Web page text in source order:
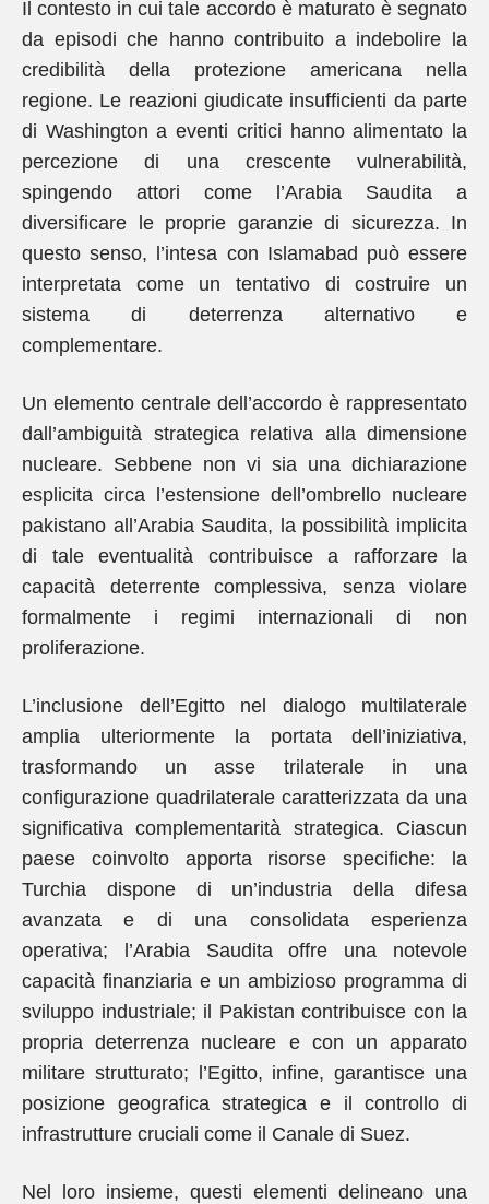
Il contesto in cui tale accordo è maturato è segnato
da episodi che hanno contribuito a indebolire la
credibilità della protezione americana nella
regione. Le reazioni giudicate insufficienti da parte
di Washington a eventi critici hanno alimentato la
percezione di una crescente vulnerabilità,
spingendo attori come l’Arabia Saudita a
diversificare le proprie garanzie di sicurezza. In
questo senso, l’intesa con Islamabad può essere
interpretata come un tentativo di costruire un
sistema di deterrenza alternativo e
complementare.
Un elemento centrale dell’accordo è rappresentato
dall’ambiguità strategica relativa alla dimensione
nucleare. Sebbene non vi sia una dichiarazione
esplicita circa l’estensione dell’ombrello nucleare
pakistano all’Arabia Saudita, la possibilità implicita
di tale eventualità contribuisce a rafforzare la
capacità deterrente complessiva, senza violare
formalmente i regimi internazionali di non
proliferazione.
L’inclusione dell’Egitto nel dialogo multilaterale
amplia ulteriormente la portata dell’iniziativa,
trasformando un asse trilaterale in una
configurazione quadrilaterale caratterizzata da una
significativa complementarità strategica. Ciascun
paese coinvolto apporta risorse specifiche: la
Turchia dispone di un’industria della difesa
avanzata e di una consolidata esperienza
operativa; l’Arabia Saudita offre una notevole
capacità finanziaria e un ambizioso programma di
sviluppo industriale; il Pakistan contribuisce con la
propria deterrenza nucleare e con un apparato
militare strutturato; l’Egitto, infine, garantisce una
posizione geografica strategica e il controllo di
infrastrutture cruciali come il Canale di Suez.
Nel loro insieme, questi elementi delineano una